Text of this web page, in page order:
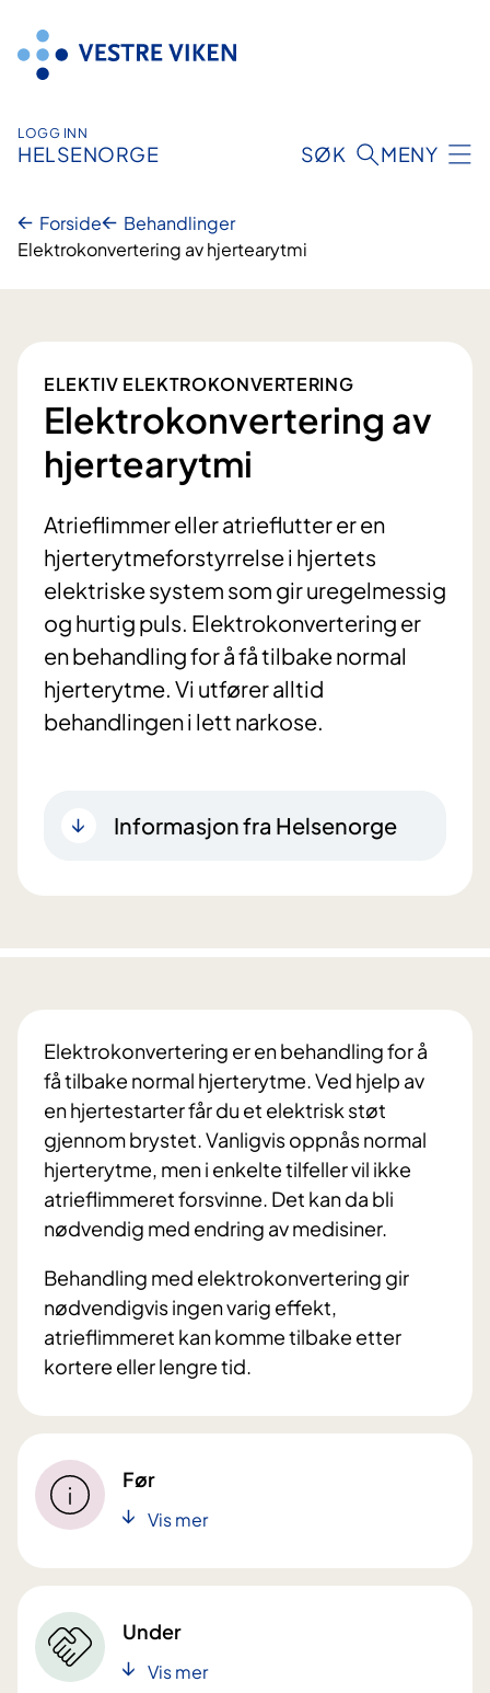
innhold
LOGG INN
HELSENORGE SØK MENY
Forside
Behandlinger
Elektrokonvertering av hjertearytmi
ELEKTIV ELEKTROKONVERTERING
Elektrokonvertering av
hjertearytmi
Atrieflimmer eller atrieflutter er en
hjerterytmeforstyrrelse i hjertets
elektriske system som gir uregelmessig
og hurtig puls. Elektrokonvertering er
en behandling for å få tilbake normal
hjerterytme. Vi utfører alltid
behandlingen i lett narkose.
Informasjon fra Helsenorge
Elektrokonvertering er en behandling for å
få tilbake normal hjerterytme. Ved hjelp av
en hjertestarter får du et elektrisk støt
gjennom brystet. Vanligvis oppnås normal
hjerterytme, men i enkelte tilfeller vil ikke
atrieflimmeret forsvinne. Det kan da bli
nødvendig med endring av medisiner.
Behandling med elektrokonvertering gir
nødvendigvis ingen varig effekt,
atrieflimmeret kan komme tilbake etter
kortere eller lengre tid.
Før
Vis mer
Under
Vis mer